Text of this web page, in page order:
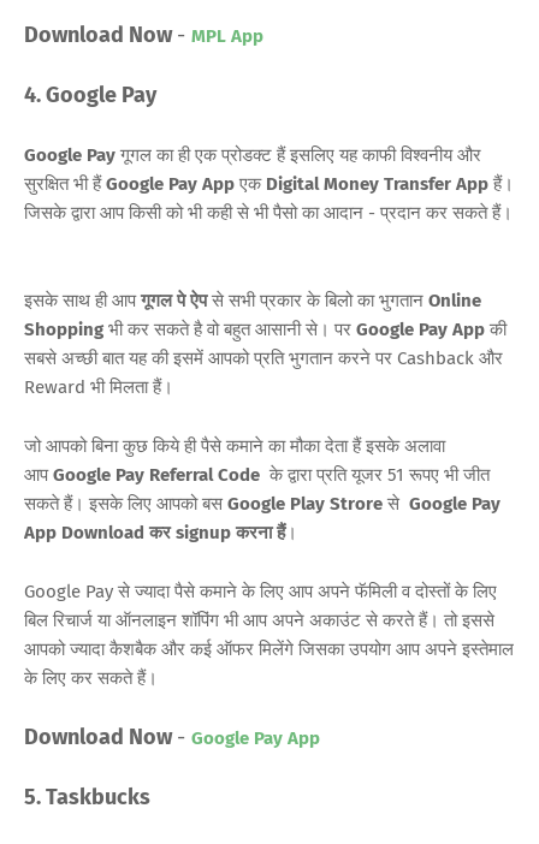
Download Now- MPL App
4. Google Pay
Google Pay गूगल का ही एक प्रोडक्ट हैं इसलिए यह काफी विश्वनीय और
सुरक्षित भी हैंGoogle Pay App एक Digital Money Transfer App हैं।
जिसके द्वारा आप किसी को भी कही से भी पैसो का आदान - प्रदान कर सकते हैं।
इसके साथ ही आपगूगल पे ऐपसे सभी प्रकार के बिलो का भुगतान Online
Shopping भी कर सकते है वो बहुत आसानी से। पर Google Pay App की
सबसे अच्छी बात यह की इसमें आपको प्रति भुगतान करने पर Cashback और
Reward भी मिलता हैं।
जो आपको बिना कुछ किये ही पैसे कमाने का मौका देता हैं इसके अलावा
आपGoogle Pay Referral Code के द्वारा प्रति यूजर 51 रूपए भी जीत
सकते हैं। इसके लिए आपको बस Google Play Strore से Google Pay
App Download कर signup करना हैं।
Google Pay से ज्यादा पैसे कमाने के लिए आप अपने फॅमिली व दोस्तों के लिए
बिल रिचार्ज या ऑनलाइन शॉपिंग भी आप अपने अकाउंट से करते हैं। तो इससे
आपको ज्यादा कैशबैक और कई ऑफर मिलेंगे जिसका उपयोग आप अपने इस्तेमाल
के लिए कर सकते हैं।
Download Now- Google Pay App
5. Taskbucks